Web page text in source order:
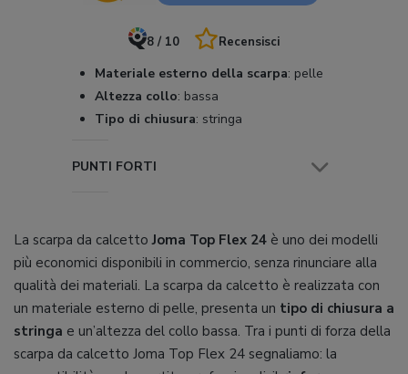
8 / 10 Recensisci
Materiale esterno della scarpa: pelle
Altezza collo: bassa
Tipo di chiusura: stringa
PUNTI FORTI
La scarpa da calcettoJoma Top Flex 24 è uno dei modelli
più economici disponibili in commercio, senza rinunciare alla
qualità dei materiali. La scarpa da calcetto è realizzata con
un materiale esterno di pelle, presenta un tipo di chiusura a
stringa e un’altezza del collo bassa. Tra i punti di forza della
scarpa da calcetto Joma Top Flex 24 segnaliamo: la